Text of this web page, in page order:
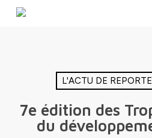
L'ACTU DE
7e édition des
du